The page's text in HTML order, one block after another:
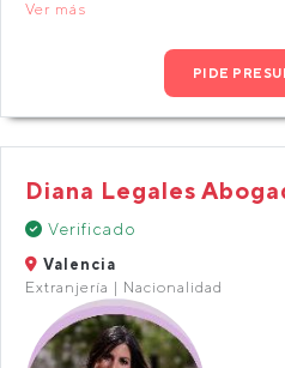
Ver más
PIDE
Diana Legales
Verificado
Valencia
Extranjería | Nacionalidad